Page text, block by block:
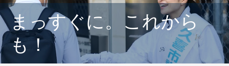
まっすぐに。これから
も！